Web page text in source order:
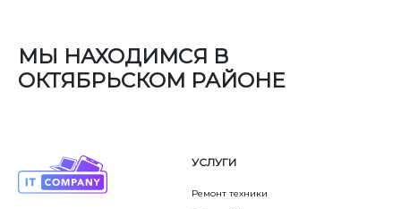
МЫ НАХОДИМСЯ В
ОКТЯБРЬСКОМ РАЙОНЕ
УСЛУГИ
Ремонт техники